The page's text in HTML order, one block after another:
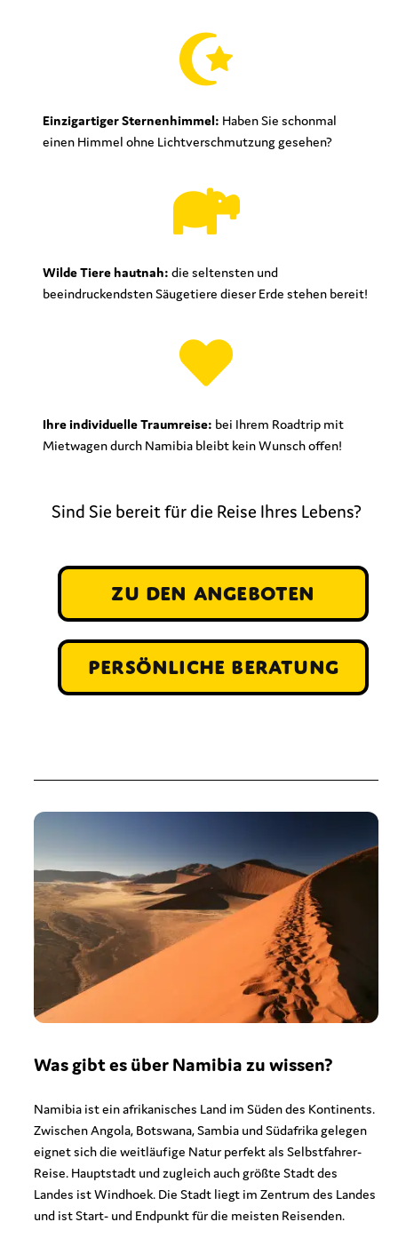
Einzigartiger Sternenhimmel: Haben Sie schonmal
einen Himmel ohne Lichtverschmutzung gesehen?
Wilde Tiere hautnah: die seltensten und
beeindruckendsten Säugetiere dieser Erde stehen bereit!
Ihre individuelle Traumreise: bei Ihrem Roadtrip mit
Mietwagen durch Namibia bleibt kein Wunsch offen!
Sind Sie bereit für die Reise Ihres Lebens?
zu den Angeboten
persönliche Beratung
Was gibt es über Namibia zu wissen?
Namibia ist ein afrikanisches Land im Süden des Kontinents.
Zwischen Angola, Botswana, Sambia und Südafrika gelegen
eignet sich die weitläufige Natur perfekt als Selbstfahrer-
Reise. Hauptstadt und zugleich auch größte Stadt des
Landes ist Windhoek. Die Stadt liegt im Zentrum des Landes
und ist Start- und Endpunkt für die meisten Reisenden.